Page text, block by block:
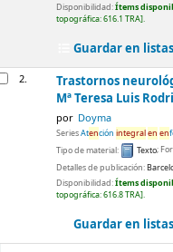
Disponibilidad:Ítems
topográfica:616.1 TRA .
Guardar en listas
2. Trastornos
Mª Teresa Luis
por Doyma
SeriesAtención integralen en
Tipo de material:
Texto;
Detalles de publicación:
Disponibilidad:Ítems
topográfica:616.8 TRA .
Guardar en listas